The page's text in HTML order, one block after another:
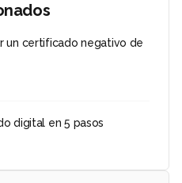
un certificado negativo de
digital en 5 pasos